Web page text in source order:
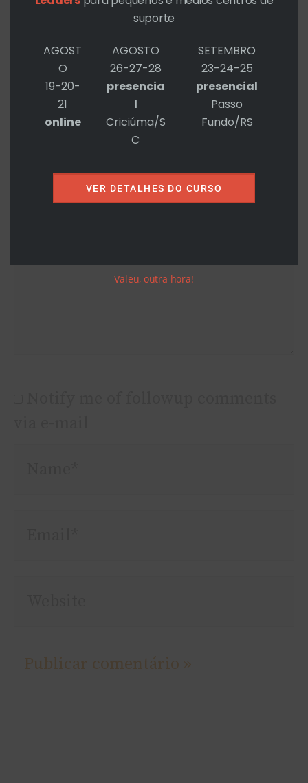
Deixe um comentário
O seu endereço de e-mail não será
publicado.
Campos obrigatórios são
marcados com*
suporte
AGOST
O
19-20-
21
online
AGOSTO
26-27-28
presencia
l
Criciúma/S
C
SETEMBRO
23-24-25
presencial
Passo
Fundo/RS
VER DETALHES DO CURSO
Valeu, outra hora!